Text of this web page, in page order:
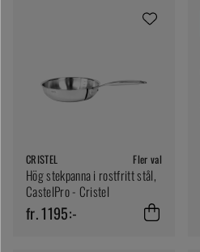
CRISTEL Fler val
Hög stekpanna i rostfritt stål,
CastelPro - Cristel
fr. 1195:-